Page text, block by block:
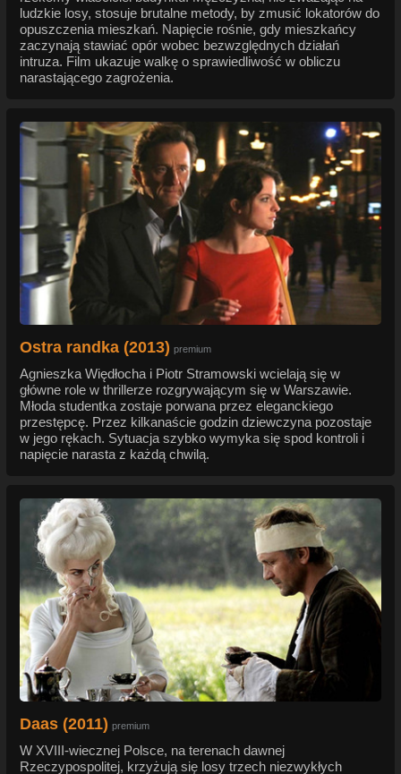
ludzkie losy, stosuje brutalne metody, by zmusić lokatorów do
opuszczenia mieszkań. Napięcie rośnie, gdy mieszkańcy
zaczynają stawiać opór wobec bezwzględnych działań
intruza. Film ukazuje walkę o sprawiedliwość w obliczu
narastającego zagrożenia.
Ostra randka (2013) premium
Agnieszka Więdłocha i Piotr Stramowski wcielają się w
główne role w thrillerze rozgrywającym się w Warszawie.
Młoda studentka zostaje porwana przez eleganckiego
przestępcę. Przez kilkanaście godzin dziewczyna pozostaje
w jego rękach. Sytuacja szybko wymyka się spod kontroli i
napięcie narasta z każdą chwilą.
Daas (2011) premium
W XVIII-wiecznej Polsce, na terenach dawnej
Rzeczypospolitej, krzyżują się losy trzech niezwykłych